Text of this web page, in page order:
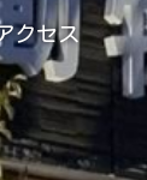
クセス